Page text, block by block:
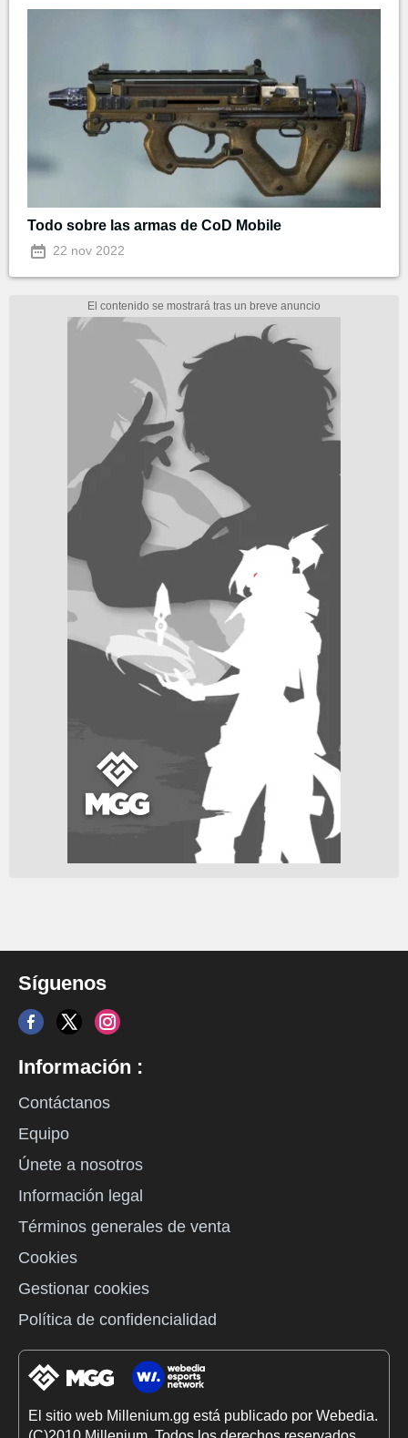
Todo sobre las armas de CoD Mobile
22 nov 2022
Síguenos
Información :
Contáctanos
Equipo
Únete a nosotros
Información legal
Términos generales de venta
Cookies
Gestionar cookies
Política de confidencialidad
El sitio web Millenium.gg está publicado por Webedia.